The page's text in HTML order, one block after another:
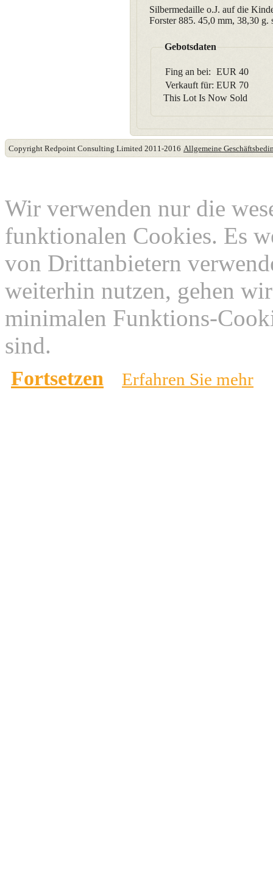
Silbermedaille o.J. auf die
Forster 885. 45,0 mm, 38,30 g.
Gebotsdaten
Fing an bei: EUR 40
Verkauft für: EUR 70
This Lot Is Now Sold
Copyright Redpoint Consulting Limited 2011-2016 Allgemeine
Wir verwenden nur die
funktionalen Cookies. Es
von Drittanbietern
weiterhin nutzen, gehen
minimalen Funktions-
sind.
Fortsetzen Erfahren Sie mehr